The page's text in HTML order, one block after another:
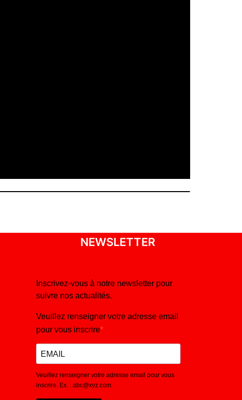
NEWSLETTER
Inscrivez-vous à notre newsletter pour
suivre nos actualités.
Veuillez renseigner votre adresse email
pour vous inscrire
Veuillez renseigner votre adresse email pour vous
inscrire. Ex. : abc@xyz.com